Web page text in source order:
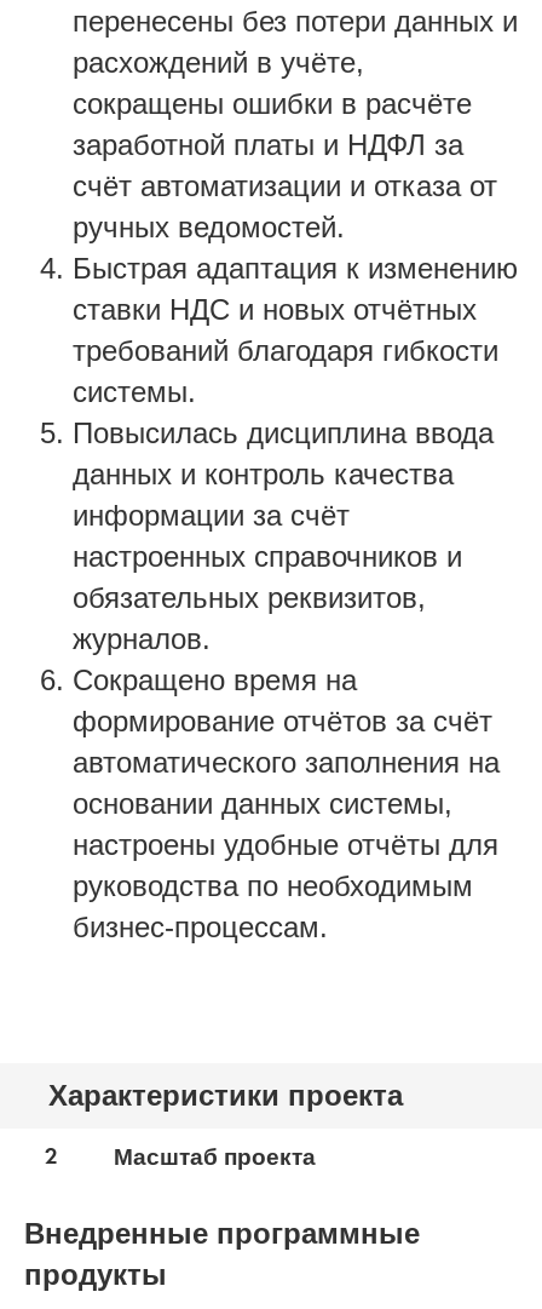
перенесены без потери данных и
расхождений в учёте,
сокращены ошибки в расчёте
заработной платы и НДФЛ за
счёт автоматизации и отказа от
ручных ведомостей.
Быстрая адаптация к изменению
ставки НДС и новых отчётных
требований благодаря гибкости
системы.
Повысилась дисциплина ввода
данных и контроль качества
информации за счёт
настроенных справочников и
обязательных реквизитов,
журналов.
Сокращено время на
формирование отчётов за счёт
автоматического заполнения на
основании данных системы,
настроены удобные отчёты для
руководства по необходимым
бизнес-процессам.
Характеристики проекта
2 Масштаб проекта
Внедренные программные
продукты